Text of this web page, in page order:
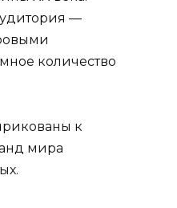
—
количество
к
мира